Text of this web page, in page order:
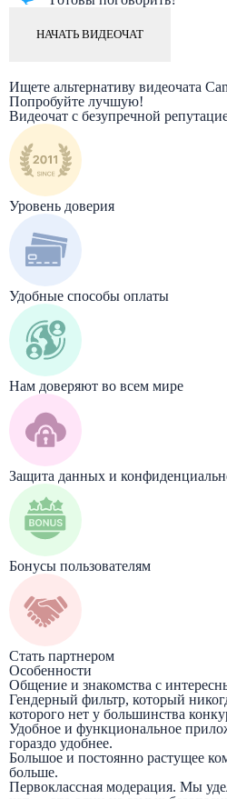
НАЧАТЬ ВИДЕОЧАТ
Ищете альтернативу видеочата
Попробуйте лучшую!
Видеочат с безупречной
Уровень доверия
Удобные способы оплаты
Нам доверяют во всем мире
Защита данных и
Бонусы пользователям
Стать партнером
Особенности
Общение и знакомства с
Гендерный фильтр, который
которого нет у большинства
Удобное и функциональное
гораздо удобнее.
Большое и постоянно растущее
больше.
Первоклассная модерация. Мы